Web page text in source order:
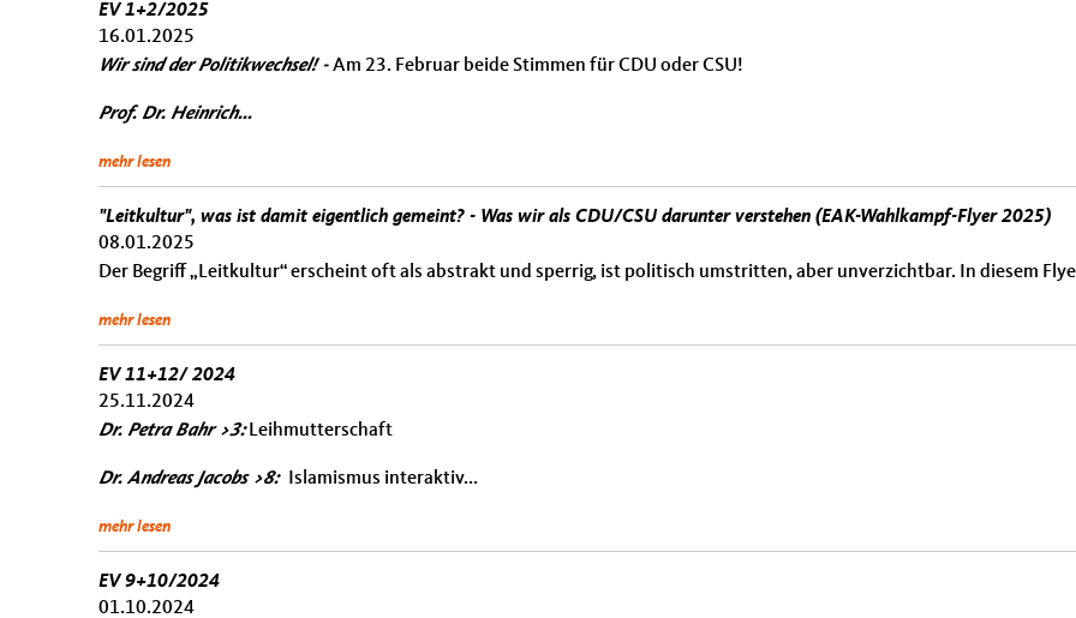
EV 1+2/2025
16.01.2025
Wir sind der Politikwechsel! -Am 23. Februar beide Stimmen für CDU oder CSU!
Prof. Dr. Heinrich...
mehr lesen
"Leitkultur", was ist damit eigentlich gemeint? - Was wir als CDU/CSU darunter verstehen (EAK-Wahlkampf-Flyer 2025)
08.01.2025
Der Begriff „Leitkultur“ erscheint oft als abstrakt und sperrig, ist politisch umstritten, aber unverzichtbar. In diesem
mehr lesen
EV 11+12/ 2024
25.11.2024
Dr. Petra Bahr >3:Leihmutterschaft
Dr. Andreas Jacobs >8: Islamismus interaktiv...
mehr lesen
EV 9+10/2024
01.10.2024